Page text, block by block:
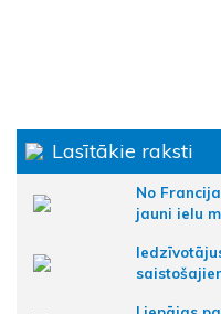
Lasītākie raksti
No
jauni ielu